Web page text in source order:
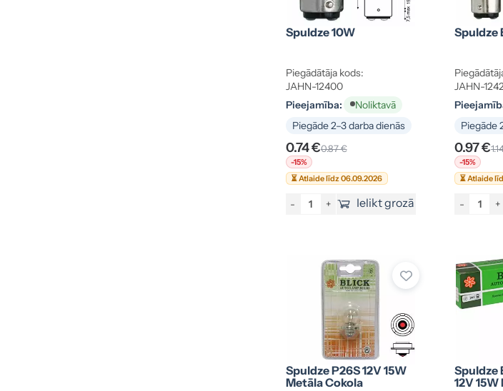
Spuldze 10W
Piegādātāja kods:
JAHN-12400
Pieejamība:
Noliktavā
Piegāde 2–3 darba dienās
0.74 €0.87 €
-15%
⏳ Atlaide līdz 06.09.2026
- + Ielikt grozā
Spuldze
JAHN-
Piegāde
0.97 €
-15%
⏳ Atlaide
- +
Spuldze P26S 12V 15W
Metāla Cokola
Spuldze
12V